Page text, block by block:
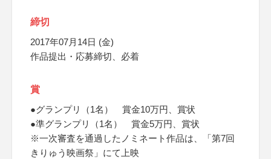
締切
2017年07月14日 (金)
作品提出・応募締切、必着
賞
●グランプリ（1名） 賞金10万円、賞状
●準グランプリ（1名） 賞金5万円、賞状
※一次審査を通過したノミネート作品は、「第7回
きりゅう映画祭」にて上映